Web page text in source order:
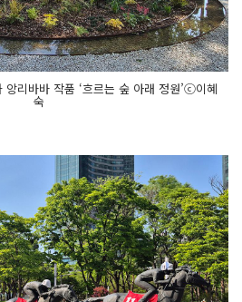
리바바 작품 ‘흐르는 숲 아래 정원’ⓒ이혜
숙